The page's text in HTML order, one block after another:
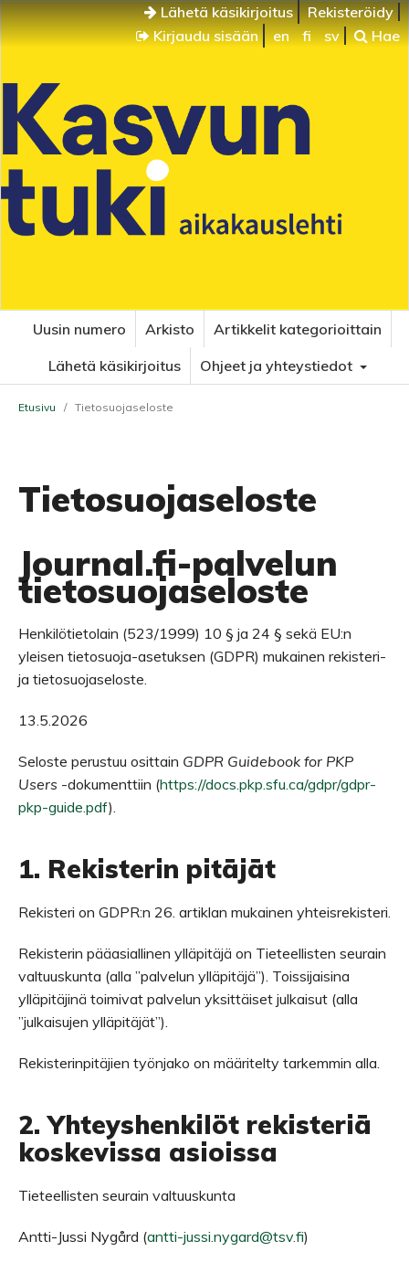
Lähetä käsikirjoitus
Rekisteröidy
Kirjaudu sisään
en fi sv Hae
Uusin numero Arkisto
Artikkelit kategorioittain
Lähetä käsikirjoitus
Ohjeet ja yhteystiedot
Etusivu / Tietosuojaseloste
Tietosuojaseloste
Journal.fi-palvelun
tietosuojaseloste
Henkilötietolain (523/1999) 10 § ja 24 § sekä EU:n
yleisen tietosuoja-asetuksen (GDPR) mukainen rekisteri-
ja tietosuojaseloste.
13.5.2026
Seloste perustuu osittain GDPR Guidebook for PKP
Users -dokumenttiin (https://docs.pkp.sfu.ca/gdpr/gdpr-
pkp-guide.pdf).
1. Rekisterin pitäjät
Rekisteri on GDPR:n 26. artiklan mukainen yhteisrekisteri.
Rekisterin pääasiallinen ylläpitäjä on Tieteellisten seurain
valtuuskunta (alla ”palvelun ylläpitäjä”). Toissijaisina
ylläpitäjinä toimivat palvelun yksittäiset julkaisut (alla
”julkaisujen ylläpitäjät”).
Rekisterinpitäjien työnjako on määritelty tarkemmin alla.
2. Yhteyshenkilöt rekisteriä
koskevissa asioissa
Tieteellisten seurain valtuuskunta
Antti-Jussi Nygård (antti-jussi.nygard@tsv.fi)